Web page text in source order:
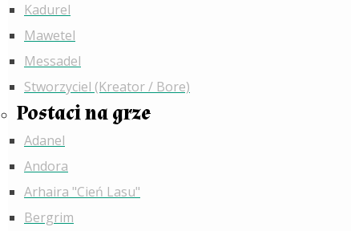
Kadurel
Mawetel
Messadel
Stworzyciel (Kreator / Bore)
Postaci na grze
Adanel
Andora
Arhaira "Cień Lasu"
Bergrim